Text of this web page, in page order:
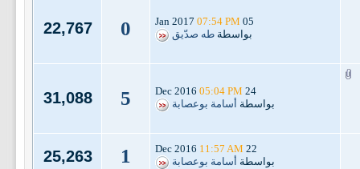
05 Jan 2017
07:54 PM
بواسطة طه صدّيق 0
22,767
24 Dec 2016
05:04 PM
بواسطة أسامة بوعصابة 5
31,088
22 Dec 2016
11:57 AM
بواسطة أسامة بوعصابة 1
25,263